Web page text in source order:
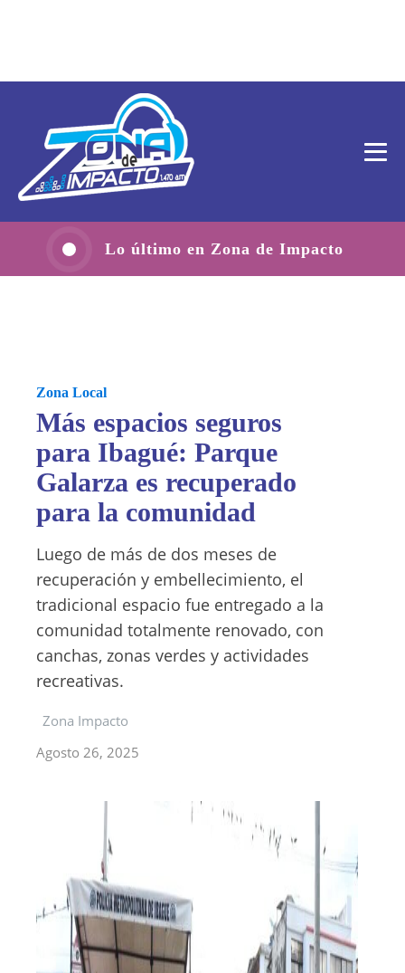
Lo último en Zona de Impacto
Zona Local
Más espacios seguros
para Ibagué: Parque
Galarza es recuperado
para la comunidad
Luego de más de dos meses de
recuperación y embellecimiento, el
tradicional espacio fue entregado a la
comunidad totalmente renovado, con
canchas, zonas verdes y actividades
recreativas.
Zona Impacto
Agosto 26, 2025